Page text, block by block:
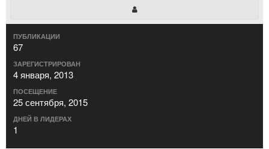
ПУБЛИКАЦИИ
67
ЗАРЕГИСТРИРОВАН
4 января, 2013
ПОСЕЩЕНИЕ
25 сентября, 2015
ДНЕЙ В ЛИДЕРАХ
1